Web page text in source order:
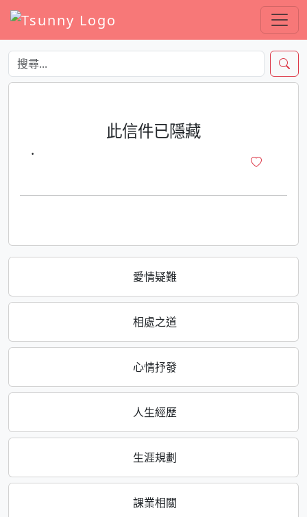
愛情疑難
相處之道
心情抒發
人生經歷
生涯規劃
課業相關
此信件已隱藏
·